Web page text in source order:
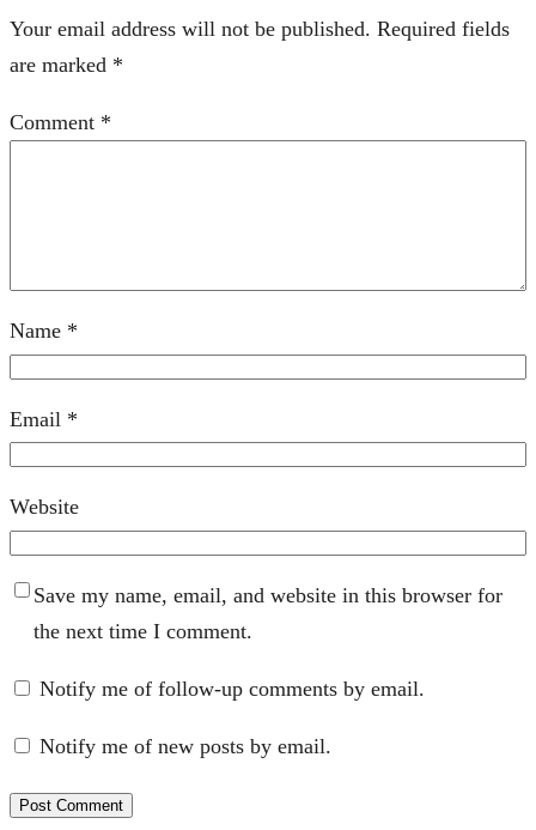
Your email address will not be published. Required fields
are marked *
Comment *
Name *
Email *
Website
Save my name, email, and website in this browser for
the next time I comment.
Notify me of follow-up comments by email.
Notify me of new posts by email.